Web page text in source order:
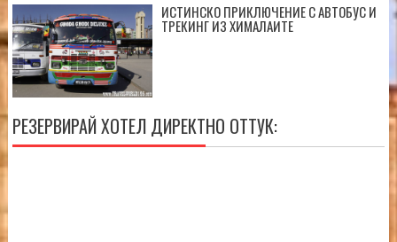
ИСТИНСКО ПРИКЛЮЧЕНИЕ С АВТОБУС И
ТРЕКИНГ ИЗ ХИМАЛАИТЕ
РЕЗЕРВИРАЙ ХОТЕЛ ДИРЕКТНО ОТТУК: